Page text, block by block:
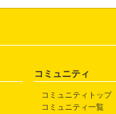
コミュニティ
コミュニティトップ
コミュニティ一覧